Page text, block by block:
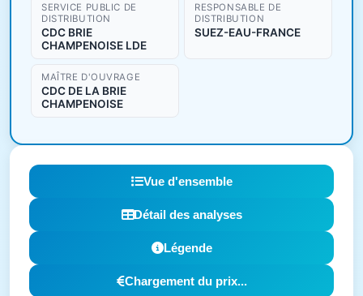
SERVICE PUBLIC DE
DISTRIBUTION
CDC BRIE
CHAMPENOISE LDE
RESPONSABLE DE
DISTRIBUTION
SUEZ-EAU-FRANCE
MAÎTRE D'OUVRAGE
CDC DE LA BRIE
CHAMPENOISE
Vue d'ensemble
Détail des analyses
Légende
Chargement du prix...